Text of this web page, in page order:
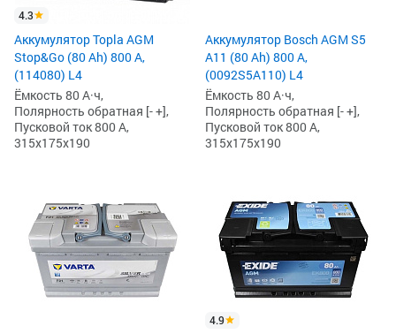
4.3
Аккумулятор Topla AGM
Stop&Go (80 Ah) 800 А,
(114080) L4
Ёмкость 80 А·ч,
Полярность обратная [- +],
Пусковой ток 800 А,
315x175x190
Аккумулятор Bosch AGM S5
A11 (80 Ah) 800 А,
(0092S5A110) L4
Ёмкость 80 А·ч,
Полярность обратная [- +],
Пусковой ток 800 А,
315x175x190
4.9